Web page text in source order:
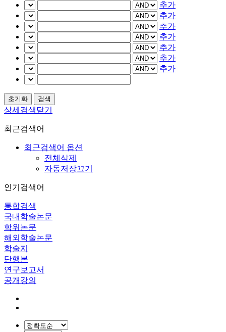
추가
추가
추가
추가
추가
추가
추가
상세검색닫기
최근검색어
최근검색어 옵션
전체삭제
자동저장끄기
인기검색어
통합검색
국내학술논문
학위논문
해외학술논문
학술지
단행본
연구보고서
공개강의